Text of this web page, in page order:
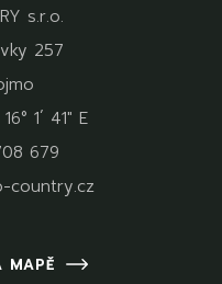
s.r.o.
257
1´ 41" E
679
country.cz
MAPĚ